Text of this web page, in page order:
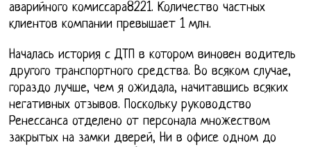
аварийного комиссара8221. Количество частных
клиентов компании превышает 1 млн.
Началась история с ДТП в котором виновен водитель
другого транспортного средства. Во всяком случае,
гораздо лучше, чем я ожидала, начитавшись всяких
негативных отзывов. Поскольку руководство
Ренессанса отделено от персонала множеством
закрытых на замки дверей, Ни в офисе одном до